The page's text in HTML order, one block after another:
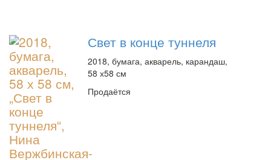
Свет в конце туннеля
2018, бумага, акварель, карандаш,
58 х58 см
Продаётся